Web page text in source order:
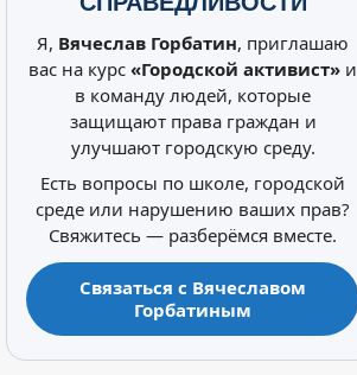
Я, Вячеслав Горбатин, приглашаю
вас на курс «Городской активист» и
в команду людей, которые
защищают права граждан и
улучшают городскую среду.
Есть вопросы по школе, городской
среде или нарушению ваших прав?
Свяжитесь — разберёмся вместе.
Связаться с Вячеславом
Горбатиным